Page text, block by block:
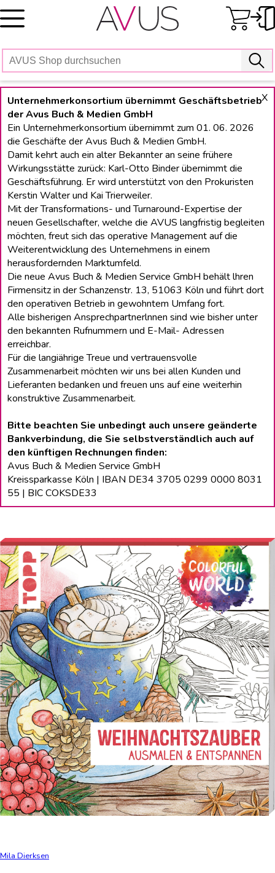
Skip
to
X
Unternehmerkonsortium übernimmt Geschäftsbetrieb
der Avus Buch & Medien GmbH
Ein Unternehmerkonsortium übernimmt zum 01. 06. 2026
die Geschäfte der Avus Buch & Medien GmbH.
Damit kehrt auch ein alter Bekannter an seine frühere
Wirkungsstätte zurück: Karl-Otto Binder übernimmt die
Geschäftsführung. Er wird unterstützt von den Prokuristen
Kerstin Walter und Kai Trierweiler.
Mit der Transformations- und Turnaround-Expertise der
neuen Gesellschafter, welche die AVUS langfristig begleiten
möchten, freut sich das operative Management auf die
Weiterentwicklung des Unternehmens in einem
herausfordernden Marktumfeld.
Die neue Avus Buch & Medien Service GmbH behält lhren
Firmensitz in der Schanzenstr. 13, 51063 Köln und führt dort
den operativen Betrieb in gewohntem Umfang fort.
Alle bisherigen Ansprechpartnerlnnen sind wie bisher unter
den bekannten Rufnummern und E-Mail- Adressen
erreichbar.
Für die langiährige Treue und vertrauensvolle
Zusammenarbeit möchten wir uns bei allen Kunden und
Lieferanten bedanken und freuen uns auf eine weiterhin
konstruktive Zusammenarbeit.
Bitte beachten Sie unbedingt auch unsere geänderte
Bankverbindung, die Sie selbstverständlich auch auf
den künftigen Rechnungen finden:
Avus Buch & Medien Service GmbH
Kreissparkasse Köln | IBAN DE34 3705 0299 0000 8031
55 | BIC COKSDE33
Mila Dierksen